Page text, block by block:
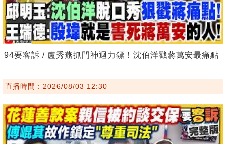
94要客訴 / 盧秀燕抓門神迴力鏢！沈伯洋戳蔣萬安最痛點
直播時間：2026/08/03 12:30